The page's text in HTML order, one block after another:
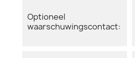
Optioneel
waarschuwingscontact: